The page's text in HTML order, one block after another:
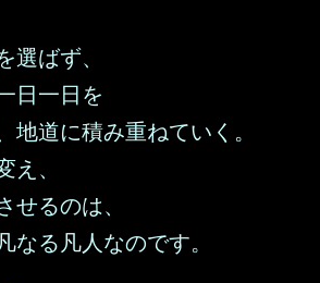
選ばず、
日一日を
地道に積み重ねていく。
え、
せるのは、
なる凡人なのです。